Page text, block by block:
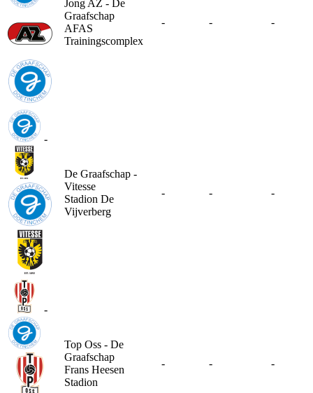
Jong AZ - De
Graafschap
AFAS
Trainingscomplex
- - -
-
De Graafschap -
Vitesse
Stadion De
Vijverberg
- - -
-
Top Oss - De
Graafschap
Frans Heesen
Stadion
- - -